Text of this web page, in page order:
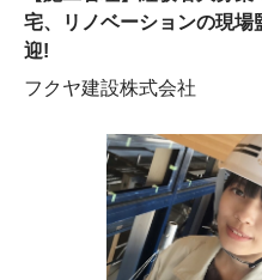
宅、リノベーションの現
迎!
フクヤ建設株式会社